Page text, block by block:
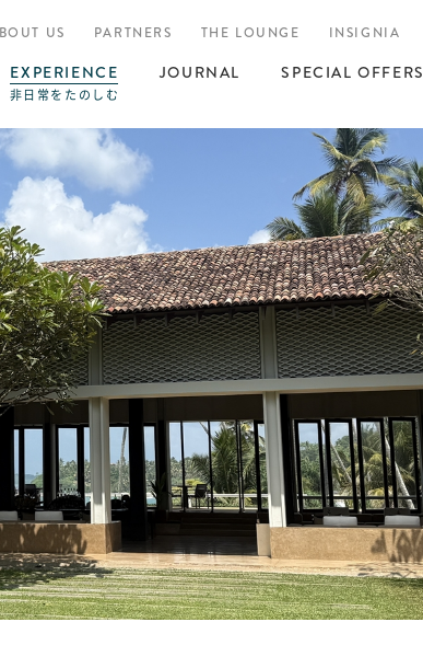
EXPERIENCE
非日常をたのしむ
JOURNAL SPECIAL OFFERS
US PARTNERS THE LOUNGE INSIGNIA